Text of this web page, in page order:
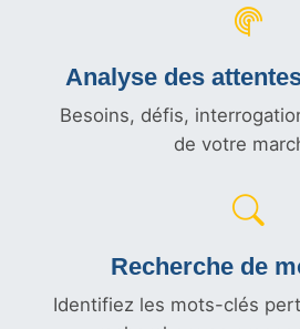
Analyse des
Besoins, défis,
de votre
Recherche de
Identifiez les mots-clés